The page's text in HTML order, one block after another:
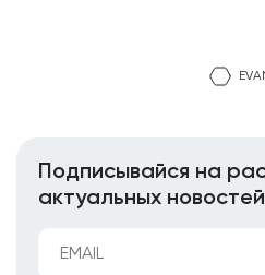
Подписывайся на
актуальных новостей